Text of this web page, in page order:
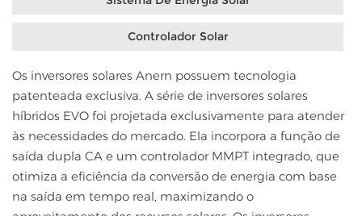
Controlador Solar
Os inversores solares Anern possuem tecnologia
patenteada exclusiva. A série de inversores solares
híbridos EVO foi projetada exclusivamente para atender
às necessidades do mercado. Ela incorpora a função de
saída dupla CA e um controlador MMPT integrado, que
otimiza a eficiência da conversão de energia com base
na saída em tempo real, maximizando o